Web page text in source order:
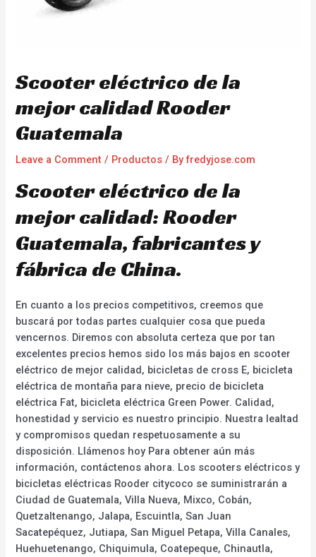
Scooter eléctrico de la
mejor calidad Rooder
Guatemala
Leave a Comment / Productos / Byfredyjose.com
Scooter eléctrico de la
mejor calidad: Rooder
Guatemala, fabricantes y
fábrica de China.
En cuanto a los precios competitivos, creemos que
buscará por todas partes cualquier cosa que pueda
vencernos. Diremos con absoluta certeza que por tan
excelentes precios hemos sido los más bajos en scooter
eléctrico de mejor calidad, bicicletas de cross E, bicicleta
eléctrica de montaña para nieve, precio de bicicleta
eléctrica Fat, bicicleta eléctrica Green Power. Calidad,
honestidad y servicio es nuestro principio. Nuestra lealtad
y compromisos quedan respetuosamente a su
disposición. Llámenos hoy Para obtener aún más
información, contáctenos ahora. Los scooters eléctricos y
bicicletas eléctricas Rooder citycoco se suministrarán a
Ciudad de Guatemala, Villa Nueva, Mixco, Cobán,
Quetzaltenango, Jalapa, Escuintla, San Juan
Sacatepéquez, Jutiapa, San Miguel Petapa, Villa Canales,
Huehuetenango, Chiquimula, Coatepeque, Chinautla,